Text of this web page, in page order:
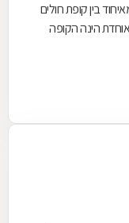
נוסדה בשנת 1974, מאיחוד בין קופת חולים
הינה הקופה